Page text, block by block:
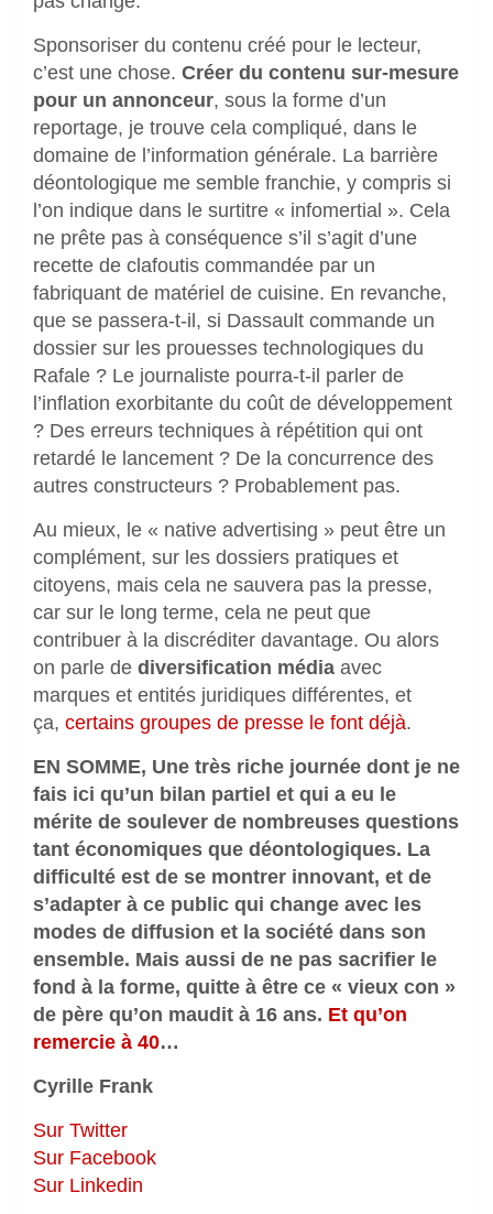
Sponsoriser du contenu créé pour le lecteur,
c’est une chose. Créer du contenu sur-mesure
pour un annonceur, sous la forme d’un
reportage, je trouve cela compliqué, dans le
domaine de l’information générale. La barrière
déontologique me semble franchie, y compris si
l’on indique dans le surtitre « infomertial ». Cela
ne prête pas à conséquence s’il s’agit d’une
recette de clafoutis commandée par un
fabriquant de matériel de cuisine. En revanche,
que se passera-t-il, si Dassault commande un
dossier sur les prouesses technologiques du
Rafale ? Le journaliste pourra-t-il parler de
l’inflation exorbitante du coût de développement
? Des erreurs techniques à répétition qui ont
retardé le lancement ? De la concurrence des
autres constructeurs ? Probablement pas.
Au mieux, le « native advertising » peut être un
complément, sur les dossiers pratiques et
citoyens, mais cela ne sauvera pas la presse,
car sur le long terme, cela ne peut que
contribuer à la discréditer davantage. Ou alors
on parle de diversification média avec
marques et entités juridiques différentes, et
ça, certains groupes de presse le font déjà.
EN SOMME, Une très riche journée dont je ne
fais ici qu’un bilan partiel et qui a eu le
mérite de soulever de nombreuses questions
tant économiques que déontologiques. La
difficulté est de se montrer innovant, et de
s’adapter à ce public qui change avec les
modes de diffusion et la société dans son
ensemble. Mais aussi de ne pas sacrifier le
fond à la forme, quitte à être ce « vieux con »
de père qu’on maudit à 16 ans. Et qu’on
remercie à 40…
Cyrille Frank
Sur Twitter
Sur Facebook
Sur Linkedin